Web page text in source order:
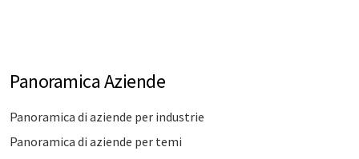
Panoramica Aziende
Panoramica di aziende per industrie
Panoramica di aziende per temi